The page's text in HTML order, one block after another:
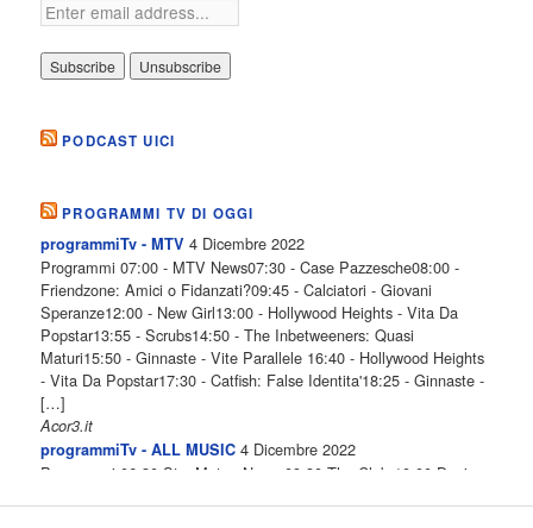
PODCAST UICI
PROGRAMMI TV DI OGGI
programmiTv - MTV 4 Dicembre 2022
Programmi 07:00 - MTV News07:30 - Case Pazzesche08:00 -
Friendzone: Amici o Fidanzati?09:45 - Calciatori - Giovani
Speranze12:00 - New Girl13:00 - Hollywood Heights - Vita Da
Popstar13:55 - Scrubs14:50 - The Inbetweeners: Quasi
Maturi15:50 - Ginnaste - Vite Parallele 16:40 - Hollywood Heights
- Vita Da Popstar17:30 - Catfish: False Identita'18:25 - Ginnaste -
[…]
Acor3.it
programmiTv - ALL MUSIC 4 Dicembre 2022
Programmi 06.30 Star.Meteo.News 09.30 The Club 10.00 Deejay